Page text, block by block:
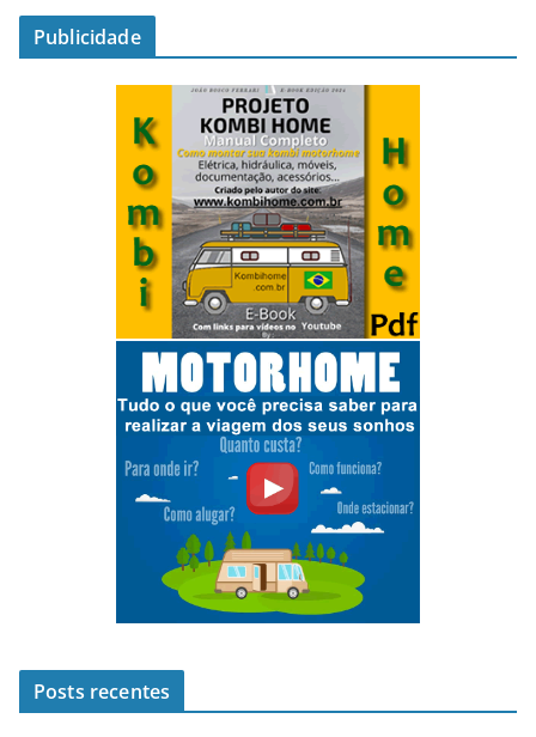
Publicidade
Posts recentes